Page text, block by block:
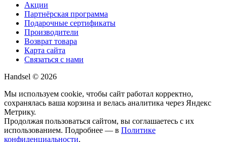
Акции
Партнёрская программа
Подарочные сертификаты
Производители
Возврат товара
Карта сайта
Связаться с нами
Handsel © 2026
Мы используем cookie, чтобы сайт работал корректно,
сохранялась ваша корзина и велась аналитика через Яндекс
Метрику.
Продолжая пользоваться сайтом, вы соглашаетесь с их
использованием. Подробнее — в Политике
конфиденциальности.